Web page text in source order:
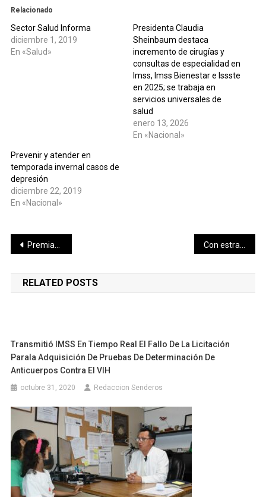
Relacionado
Sector Salud Informa
diciembre 1, 2019
En «Salud»
Presidenta Claudia
Sheinbaum destaca
incremento de cirugías y
consultas de especialidad en
Imss, Imss Bienestar e Issste
en 2025; se trabaja en
servicios universales de
salud
enero 13, 2026
En «Nacional»
Prevenir y atender en
temporada invernal casos de
depresión
diciembre 22, 2019
En «Nacional»
Navegación
de
entradas
Premian a los ganadores del tenis del deportivo Bancarios.
RELATED POSTS
Transmitió IMSS En Tiempo Real El Fallo De La Licitación
Parala Adquisición De Pruebas De Determinación De
Anticuerpos Contra El VIH
octubre 31, 2020 Redaccion Senderos